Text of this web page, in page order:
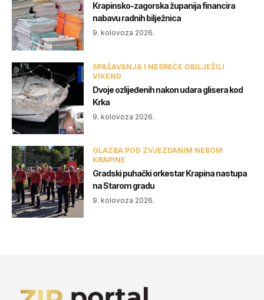
Krapinsko-zagorska županija financira
nabavu radnih bilježnica
9. kolovoza 2026.
SPAŠAVANJA I NESREĆE OBILJEŽILI
VIKEND
Dvoje ozlijeđenih nakon udara glisera kod
Krka
9. kolovoza 2026.
GLAZBA POD ZVJEZDANIM NEBOM
KRAPINE
Gradski puhački orkestar Krapina nastupa
na Starom gradu
9. kolovoza 2026.